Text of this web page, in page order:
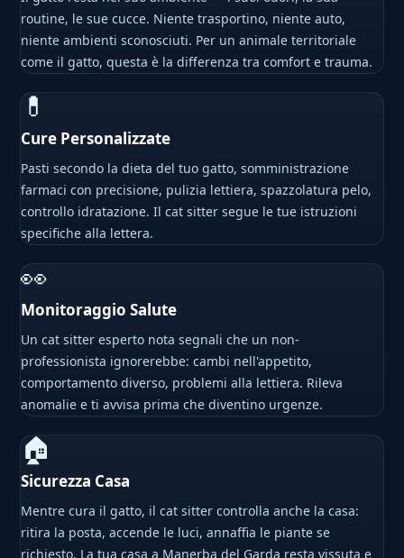
routine, le sue cucce. Niente trasportino, niente auto,
niente ambienti sconosciuti. Per un animale territoriale
come il gatto, questa è la differenza tra comfort e trauma.
💊
Cure Personalizzate
Pasti secondo la dieta del tuo gatto, somministrazione
farmaci con precisione, pulizia lettiera, spazzolatura pelo,
controllo idratazione. Il cat sitter segue le tue istruzioni
specifiche alla lettera.
👀
Monitoraggio Salute
Un cat sitter esperto nota segnali che un non-
professionista ignorerebbe: cambi nell'appetito,
comportamento diverso, problemi alla lettiera. Rileva
anomalie e ti avvisa prima che diventino urgenze.
🏠
Sicurezza Casa
Mentre cura il gatto, il cat sitter controlla anche la casa:
ritira la posta, accende le luci, annaffia le piante se
richiesto. La tua casa a Manerba del Garda resta vissuta e